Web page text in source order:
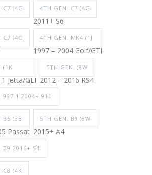
C7 (4G 4TH GEN. C7 (4G
2011+ S6
C7 (4G 4TH GEN. MK4 (1J
1997 – 2004 Golf/GTI
(1K
Jetta/GLI
5TH GEN. (8W
2012 – 2016 RS4
997.1 2004+ 911
B5 (3B
Passat
5TH GEN. B9 (8W
2015+ A4
B9 2016+ S4
C8 (4K